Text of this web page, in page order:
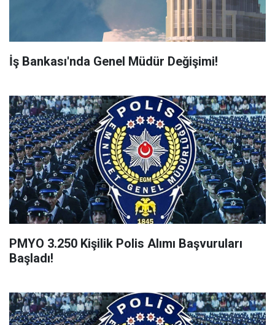
İş Bankası'nda Genel Müdür Değişimi!
PMYO 3.250 Kişilik Polis Alımı Başvuruları
Başladı!